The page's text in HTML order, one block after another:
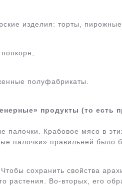
изделия: торты,
полуфабрикаты.
продукты (то есть
палочки. Крабовое мясо в
палочки» правильней было
сохранить свойства
растения. Во-вторых, его